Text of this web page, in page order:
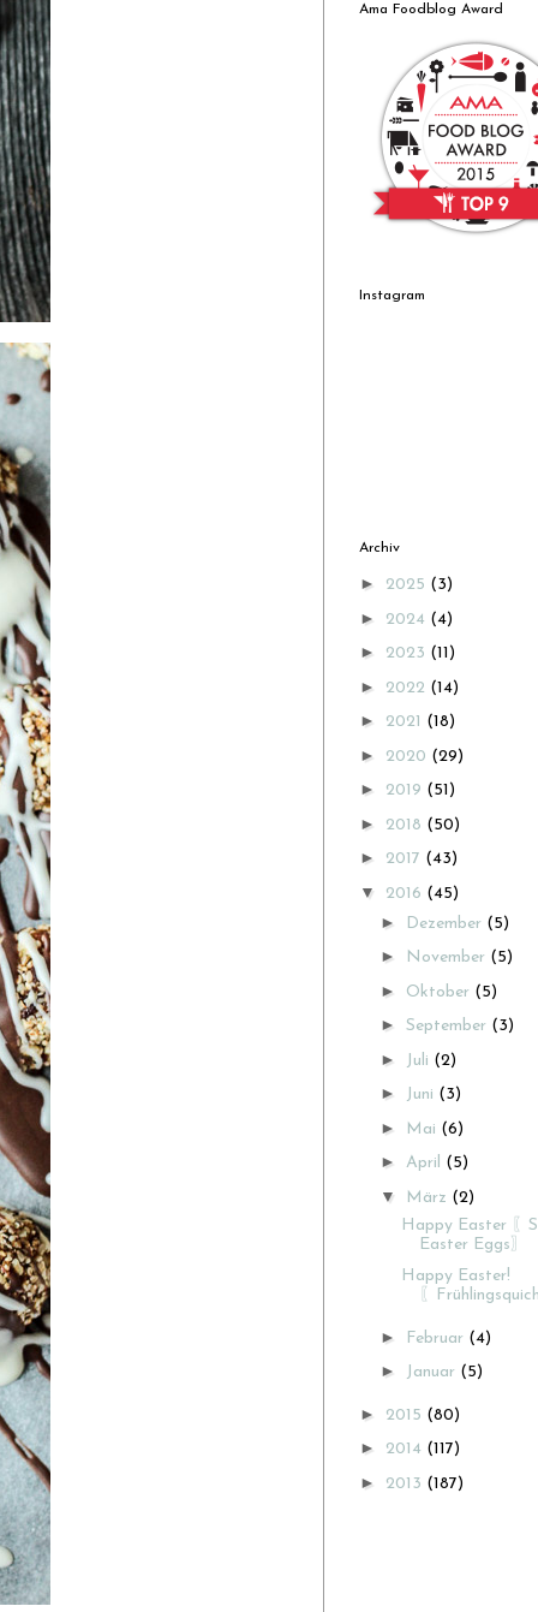
Ama Foodblog Award
Instagram
Archiv
► 2025 (3)
► 2024 (4)
► 2023 (11)
► 2022 (14)
► 2021 (18)
► 2020 (29)
► 2019 (51)
► 2018 (50)
► 2017 (43)
▼ 2016 (45)
► Dezember (5)
► November (5)
► Oktober (5)
► September (3)
► Juli (2)
► Juni (3)
► Mai (6)
► April (5)
▼ März (2)
Happy Easter 〖
Easter Eggs〗
Happy Easter!
〖
► Februar (4)
► Januar (5)
► 2015 (80)
► 2014 (117)
► 2013 (187)